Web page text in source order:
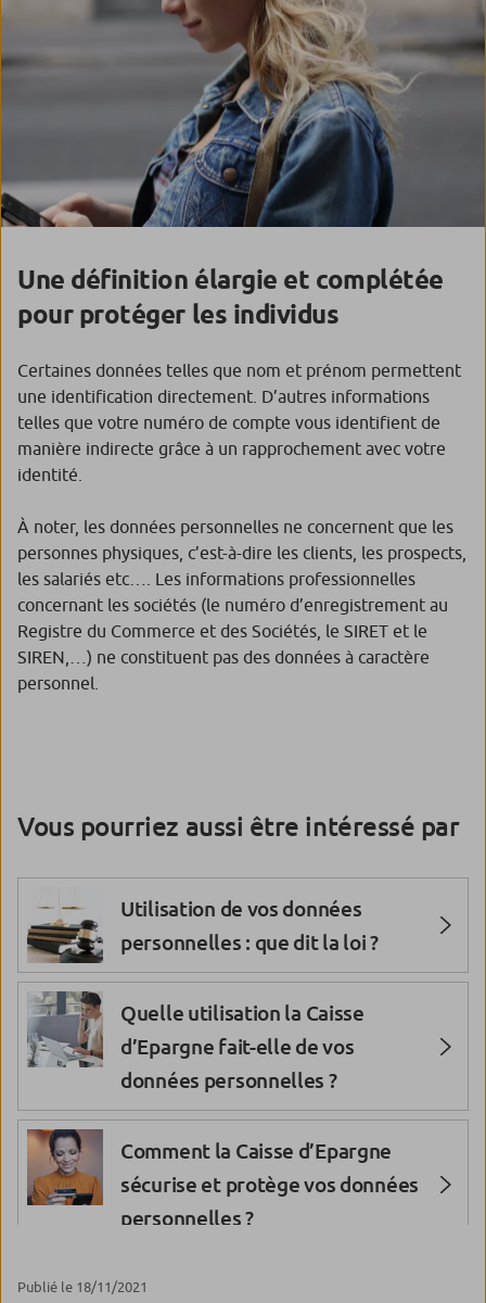
Une définition élargie et complétée
pour protéger les individus
Certaines données telles que nom et prénom permettent
une identification directement. D’autres informations
telles que votre numéro de compte vous identifient de
manière indirecte grâce à un rapprochement avec votre
identité.
À noter, les données personnelles ne concernent que les
personnes physiques, c’est-à-dire les clients, les prospects,
les salariés etc…. Les informations professionnelles
concernant les sociétés (le numéro d’enregistrement au
Registre du Commerce et des Sociétés, le SIRET et le
SIREN,…) ne constituent pas des données à caractère
personnel.
Vous pourriez aussi être intéressé par
Utilisation de vos données
personnelles : que dit la loi ?
Quelle utilisation la Caisse
d’Epargne fait-elle de vos
données personnelles ?
Comment la Caisse d’Epargne
sécurise et protège vos données
personnelles ?
Qu’est-ce qu’un cookie ?
Publié le 18/11/2021